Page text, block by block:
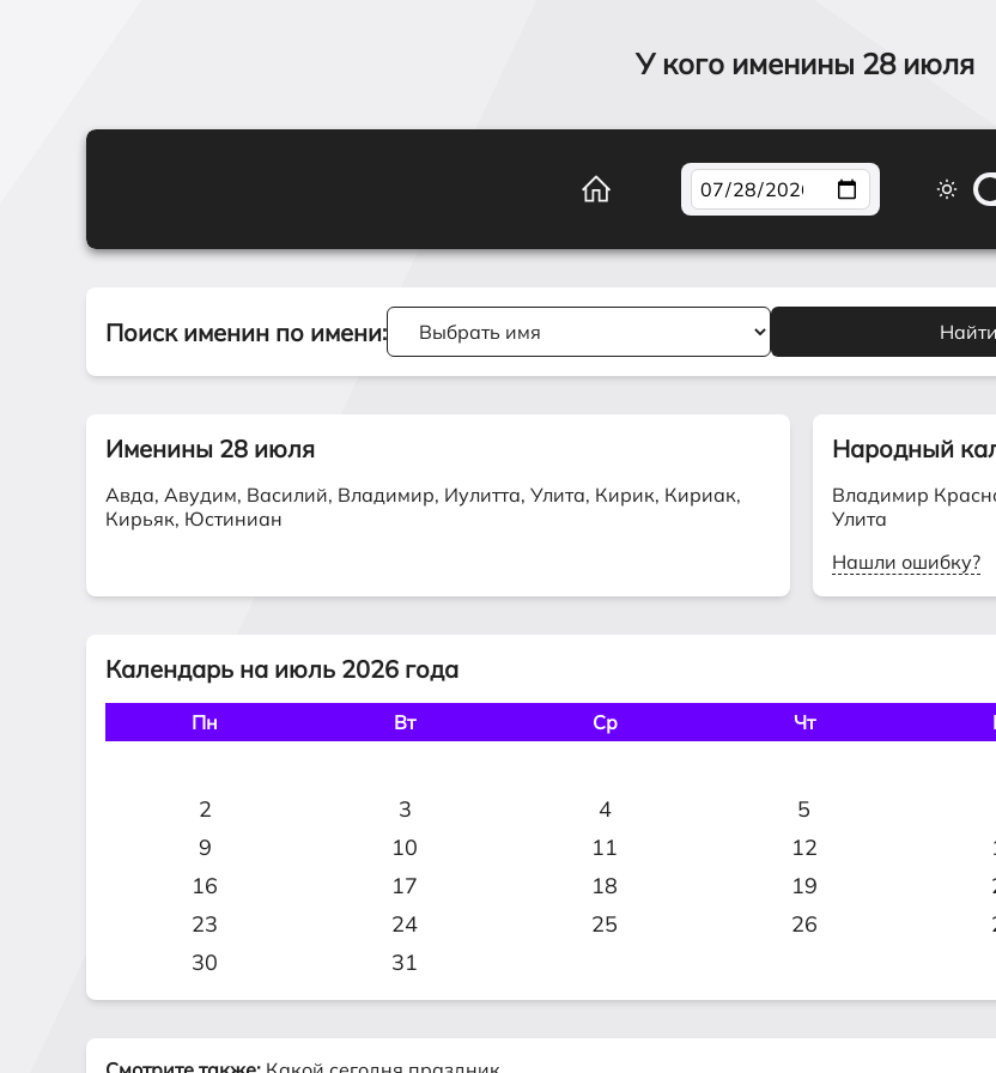
У кого именины 28 июля
Поиск именин по имени:
Именины 28 июля
Авда, Авудим, Василий, Владимир, Иулитта, Улита, Кирик, Кириак,
Кирьяк, Юстиниан
Народный
Владимир
Улита
Нашли ошибку?
Календарь на июль 2026 года
Пн Вт Ср Чт
2
3 4 5
9
10 11 12
16
17 18 19
23
24 25 26
30
31